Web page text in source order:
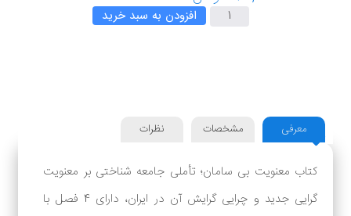
افزودن به سبد خرید
معرفی مشخصات نظرات
کتاب معنویت بی سامان؛ تأملی جامعه شناختی بر معنویت
گرایی جدید و چرایی گرایش آن در ایران، دارای 4 فصل با